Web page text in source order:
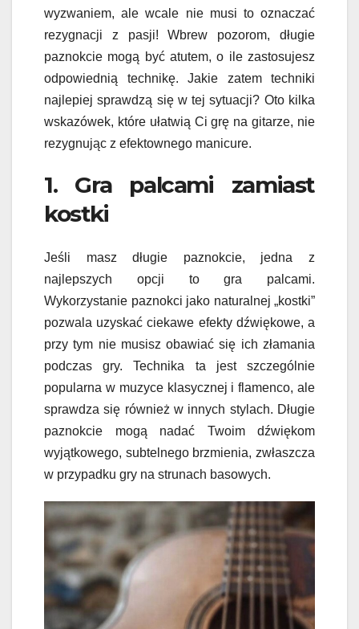
wyzwaniem, ale wcale nie musi to oznaczać
rezygnacji z pasji! Wbrew pozorom, długie
paznokcie mogą być atutem, o ile zastosujesz
odpowiednią technikę. Jakie zatem techniki
najlepiej sprawdzą się w tej sytuacji? Oto kilka
wskazówek, które ułatwią Ci grę na gitarze, nie
rezygnując z efektownego manicure.
1. Gra palcami zamiast
kostki
Jeśli masz długie paznokcie, jedna z
najlepszych opcji to gra palcami.
Wykorzystanie paznokci jako naturalnej „kostki”
pozwala uzyskać ciekawe efekty dźwiękowe, a
przy tym nie musisz obawiać się ich złamania
podczas gry. Technika ta jest szczególnie
popularna w muzyce klasycznej i flamenco, ale
sprawdza się również w innych stylach. Długie
paznokcie mogą nadać Twoim dźwiękom
wyjątkowego, subtelnego brzmienia, zwłaszcza
w przypadku gry na strunach basowych.